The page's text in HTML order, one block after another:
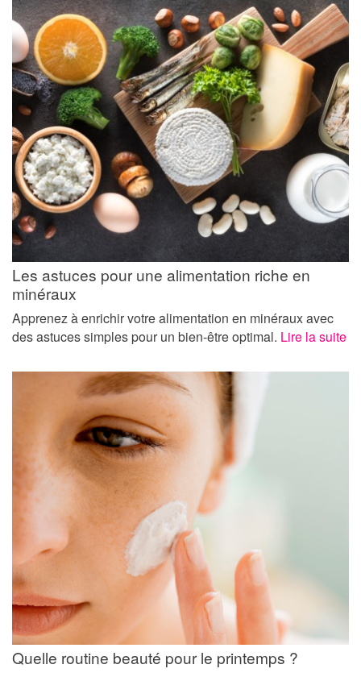
Les astuces pour une alimentation riche en
minéraux
Apprenez à enrichir votre alimentation en minéraux avec
des astuces simples pour un bien-être optimal. Lire la suite
Quelle routine beauté pour le printemps ?